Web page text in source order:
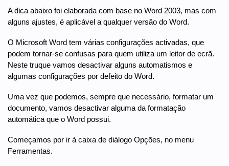
A dica abaixo foi elaborada com base no Word 2003, mas com
alguns ajustes, é aplicável a qualquer versão do Word.
O Microsoft Word tem várias configurações activadas, que
podem tornar-se confusas para quem utiliza um leitor de ecrã.
Neste truque vamos desactivar alguns automatismos e
algumas configurações por defeito do Word.
Uma vez que podemos, sempre que necessário, formatar um
documento, vamos desactivar alguma da formatação
automática que o Word possui.
Começamos por ir à caixa de diálogo Opções, no menu
Ferramentas.